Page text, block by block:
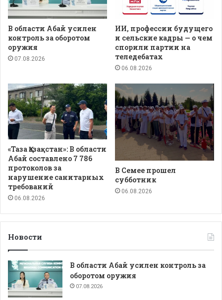
В области Абай усилен
контроль за оборотом
оружия
07.08.2026
ИИ, профессии будущего
и сельские кадры — о чем
спорили партии на
теледебатах
06.08.2026
«Таза Қазақстан»: В области
Абай составлено 7 786
протоколов за
нарушение санитарных
требований
06.08.2026
В Семее прошел
субботник
06.08.2026
Новости
В области Абай усилен контроль за
оборотом оружия
07.08.2026